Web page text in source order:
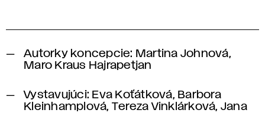
Autorky koncepcie: Martina Johnová,
Maro Kraus Hajrapetjan
Vystavujúci: Eva Koťátková, Barbora
Kleinhamplová, Tereza Vinklárková, Jana